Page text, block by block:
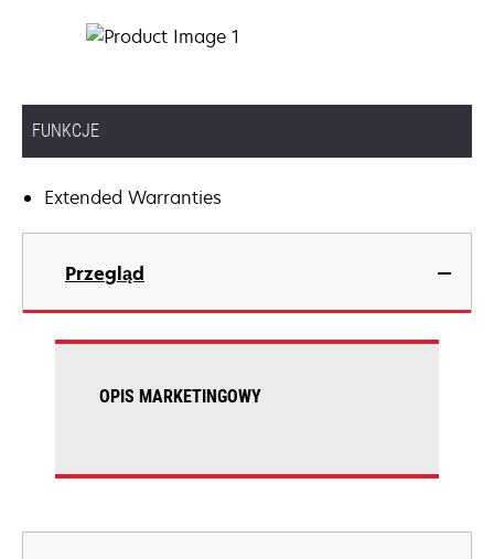
FUNKCJE
Extended Warranties
Przegląd
OPIS MARKETINGOWY